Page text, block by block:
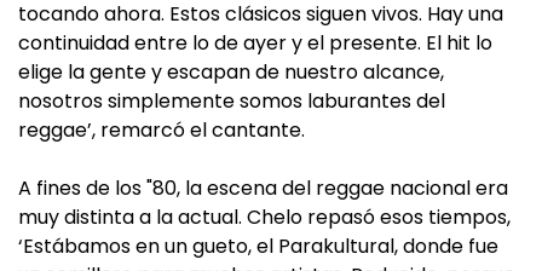
tocando ahora. Estos clásicos siguen vivos. Hay una
continuidad entre lo de ayer y el presente. El hit lo
elige la gente y escapan de nuestro alcance,
nosotros simplemente somos laburantes del
reggae’, remarcó el cantante.
A fines de los "80, la escena del reggae nacional era
muy distinta a la actual. Chelo repasó esos tiempos,
‘Estábamos en un gueto, el Parakultural, donde fue